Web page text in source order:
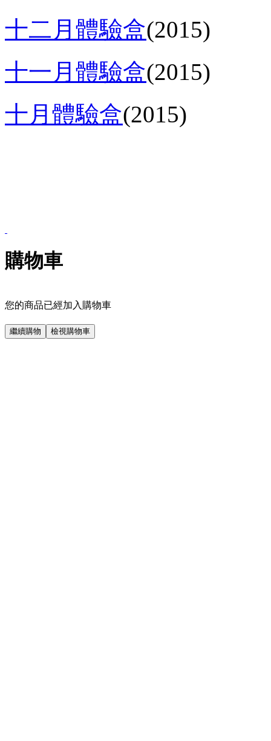
十二月體驗盒(2015)
十一月體驗盒(2015)
十月體驗盒(2015)
購物車
您的商品已經加入購物車
繼續購物 檢視購物車